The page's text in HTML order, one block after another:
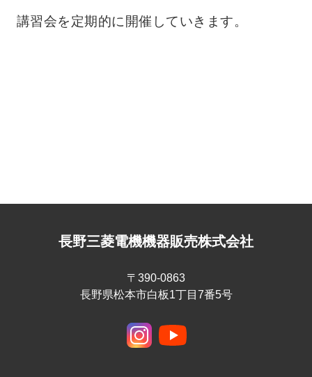
講習会を定期的に開催していきます。
長野三菱電機機器販売株式会社
〒390-0863
長野県松本市白板1丁目7番5号